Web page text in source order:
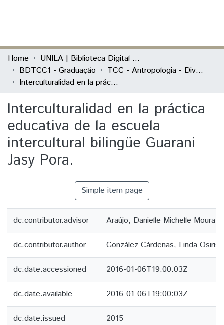
Communities & Collections
All of DSpace
Home
UNILA | Biblioteca Digital de Trabalhos de Conclusão de Curso
BDTCC1 - Graduação
TCC - Antropologia - Diversidade Cultural Latino-Americana
Interculturalidad en la práctica educativa de la escuela intercultural bilingüe Guarani Jasy Pora.
Interculturalidad en la práctica
educativa de la escuela
intercultural bilingüe Guarani
Jasy Pora.
Simple item page
dc.contributor.advisor Araújo, Danielle Michelle Moura
dc.contributor.author González Cárdenas, Linda Osiris
dc.date.accessioned 2016-01-06T19:00:03Z
dc.date.available 2016-01-06T19:00:03Z
dc.date.issued 2015